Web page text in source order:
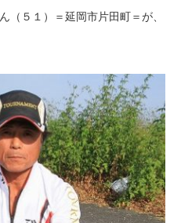
（５１）＝延岡市片田町＝が、